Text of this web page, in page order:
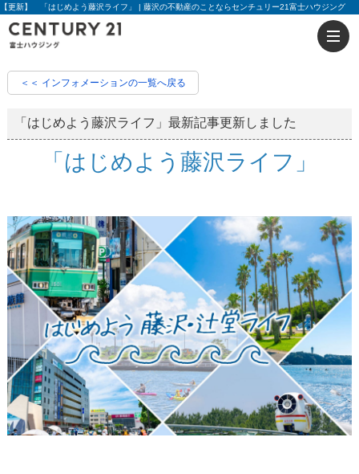
【更新】 「はじめよう藤沢ライフ」 | 藤沢の不動産のことならセンチュリー21富士ハウジング
＜＜ インフォメーションの一覧へ戻る
「はじめよう藤沢ライフ」最新記事更新しました
「はじめよう藤沢ライフ」